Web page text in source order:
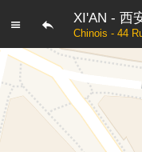
XI'AN - 西
Chinois - 44